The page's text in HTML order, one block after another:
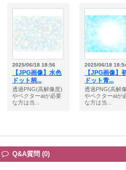
2025/06/18 18:56
【JPG画像】水色
ドット柄...
透過PNG(高解像度)
やベクターaiが必要
な方は当...
2025/06/18
【JPG画像】
ドット青...
透過PNG(高解
やベクターaiが
な方は当...
Q&A質問 (0)